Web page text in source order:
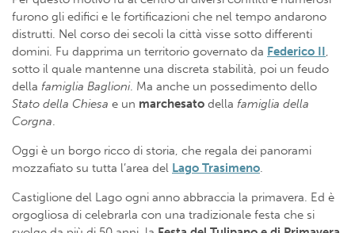
furono gli edifici e le fortificazioni che nel tempo andarono
distrutti. Nel corso dei secoli la città visse sotto differenti
domini. Fu dapprima un territorio governato da Federico II ,
sotto il quale mantenne una discreta stabilità, poi un feudo
della famiglia Baglioni. Ma anche un possedimento dello
Stato della Chiesa e un marchesato della famiglia della
Corgna.
Oggi è un borgo ricco di storia, che regala dei panorami
mozzafiato su tutta l’area del Lago Trasimeno.
Castiglione del Lago ogni anno abbraccia la primavera. Ed è
orgogliosa di celebrarla con una tradizionale festa che si